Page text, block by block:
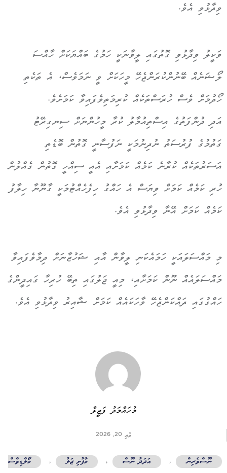
ވިދާޅުވި އެވެ.
ވަކީލު ވިދާޅުވި ގޮތުގައި ލީވާނަކީ ހަމުގެ ބައްޔަކަށް ހާއްސަ
ލޯޝަނެއް ބޭނުންކުރަންޖެހޭ މީހަކަށް ވީ ނަމަވެސް، އެ ތަކެތި
ހޯދުމަށް ވެސް ހުރަސްތަކެއް ކުރިމަތިވެފައިވާ ކަމަށެވެ.
އަދި ދުންފަތުގެ އިސްތިއުމާލު ކުރާ މީހުންނަށް ސިނގިރޭޓު
ގަތުމުގެ ފުރުސަތު ނުދިނުމަކީ ނަފުސާނީ ގޮތުން ބޮޑެތި
އަސަރުތަކެއް ކުރާނެ ކަމެއް ކަމަށާއި އެއީ ސިއްހީ ގޮތުން ގެއްލުން
ހުރި ކަމެއް ކަމަށް ވިޔަސް އެ ހައްގު ހިފެހެއްޓުމަކީ ގާނޫނާ ހިލާފު
ކަމެއް ކަމަށް އޭނާ ވިދާޅުވި އެވެ.
މި މައްސަލައަކީ ހަމައެކަނި ލީވާން އާއި ޝަހުޒާނަށް ދިމާވެފައިވާ
މައްސަލައެއް ނޫން ކަމަށާއި، މިއީ ޖަލުގައި ތިބޭ ހުރިހާ ގައިދީންގެ
ހައްގުގައި ދައްކަންޖެހޭ ވާހަކައެއް ކަމަށް ޝާއިރު ވިދާޅުވި އެވެ.
މުހައްމަދު ފަޒީލް
މެއި 20, 2026
ނޫސްވެރިން , އަދަދު ނޫސް , މާފުށި ޖަލު , މޯލްޑިވްސް